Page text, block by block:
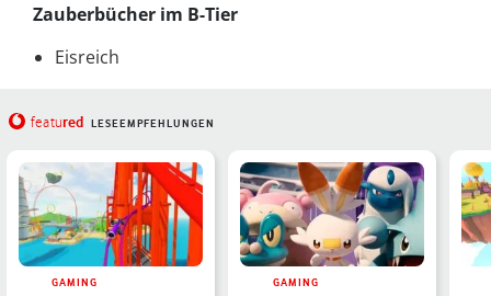
Zauberbücher im B-Tier
Eisreich
featured LESEEMPFEHLUNGEN
GAMING GAMING